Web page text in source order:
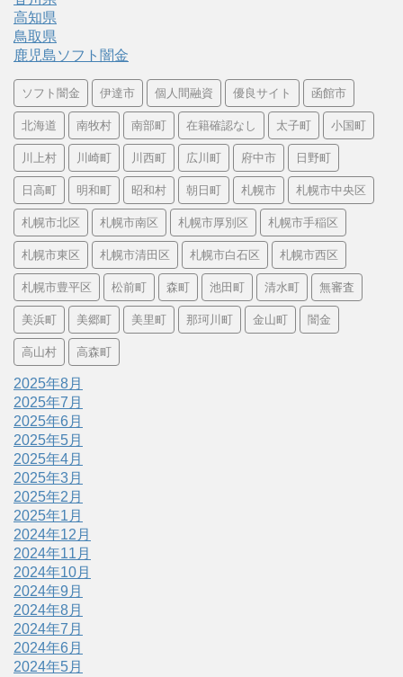
高知県
鳥取県
鹿児島ソフト闇金
ソフト闇金 伊達市 個人間融資 優良サイト 函館市
北海道 南牧村 南部町 在籍確認なし 太子町 小国町
川上村 川崎町 川西町 広川町 府中市 日野町
日高町 明和町 昭和村 朝日町 札幌市 札幌市中央区
札幌市北区 札幌市南区 札幌市厚別区 札幌市手稲区
札幌市東区 札幌市清田区 札幌市白石区 札幌市西区
札幌市豊平区 松前町 森町 池田町 清水町 無審査
美浜町 美郷町 美里町 那珂川町 金山町 闇金
高山村 高森町
2025年8月
2025年7月
2025年6月
2025年5月
2025年4月
2025年3月
2025年2月
2025年1月
2024年12月
2024年11月
2024年10月
2024年9月
2024年8月
2024年7月
2024年6月
2024年5月